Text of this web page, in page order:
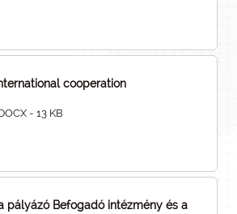
cooperation
- 13 KB
pályázó Befogadó intézmény és a